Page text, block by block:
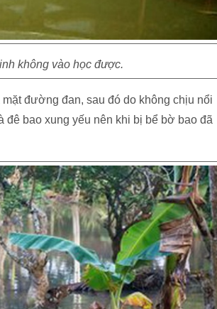
không vào học được.
đường đan, sau đó do không chịu nổi
bao xung yếu nên khi bị bể bờ bao đã